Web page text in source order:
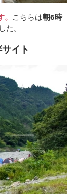
こちらは朝6時
。
イト